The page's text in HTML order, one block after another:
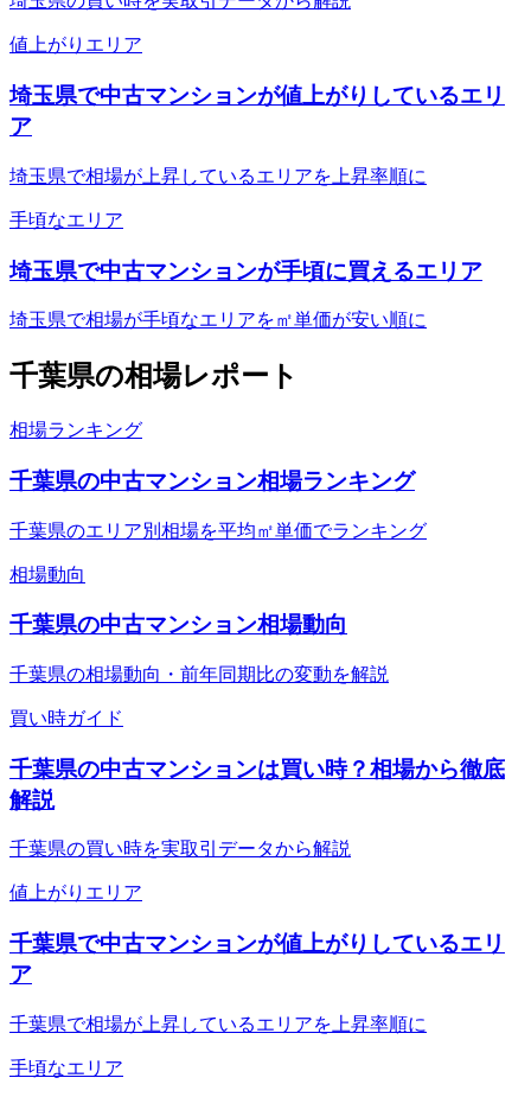
値上がりエリア
埼玉県で中古マンションが値上がりしているエリ
ア
埼玉県で相場が上昇しているエリアを上昇率順に
手頃なエリア
埼玉県で中古マンションが手頃に買えるエリア
埼玉県で相場が手頃なエリアを㎡単価が安い順に
千葉県の相場レポート
相場ランキング
千葉県の中古マンション相場ランキング
千葉県のエリア別相場を平均㎡単価でランキング
相場動向
千葉県の中古マンション相場動向
千葉県の相場動向・前年同期比の変動を解説
買い時ガイド
千葉県の中古マンションは買い時？相場から徹底
解説
千葉県の買い時を実取引データから解説
値上がりエリア
千葉県で中古マンションが値上がりしているエリ
ア
千葉県で相場が上昇しているエリアを上昇率順に
手頃なエリア